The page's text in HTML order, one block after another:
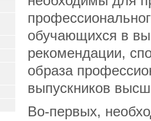
обучающихся в
рекомендации,
образа
выпускников
Во-первых,